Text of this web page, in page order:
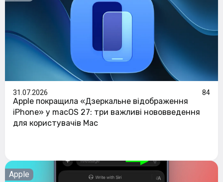
31.07.2026 84
Apple покращила «Дзеркальне відображення
iPhone» у macOS 27: три важливі нововведення
для користувачів Mac
Apple